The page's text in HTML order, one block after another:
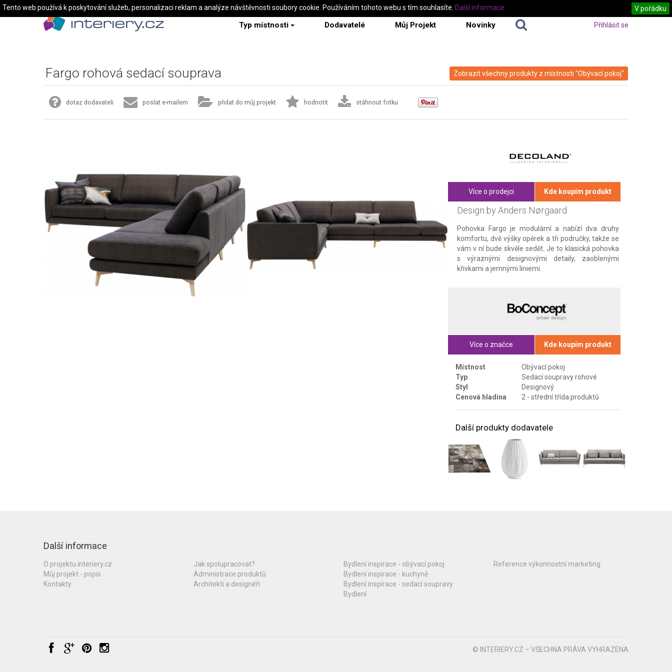
Typ místnosti Dodavatelé Můj Projekt Novinky Přihlásit se
Zobrazit všechny produkty z místnosti "Obývací pokoj"
Fargo rohová sedací souprava
dotaz dodavateli poslat e-mailem přidat do můj projekt hodnotit stáhnout fotku
Více o prodejci Kde koupím produkt
Design by Anders Nørgaard
Pohovka Fargo je modulární a nabízí dva druhy
komfortu, dvě výšky opěrek a tři područky, takže se
vám v ní bude skvěle sedět. Je to klasická pohovka
s výraznými designovými detaily, zaoblenými
křivkami a jemnými liniemi.
Více o značce Kde koupím produkt
Místnost
Obývací pokoj
Typ
Sedací soupravy rohové
Styl
Designový
Cenová hladina
2 - střední třída produktů
Další produkty dodavatele
Další informace
O projektu interiery.cz
Můj projekt - popis
Kontakty
Jak spolupracovat?
Administrace produktů
Architekti a designéři
Bydlení inspirace - obývací pokoj
Bydlení inspirace - kuchyně
Bydlení inspirace - sedací soupravy
Bydlení
Reference výkonnostní marketing
© INTERIERY.CZ – VŠECHNA PRÁVA VYHRAZENA
Tento web používá k poskytování služeb, personalizaci reklam a analýze návštěvnosti soubory cookie. Používáním tohoto webu s tím souhlasíte. V pořádku
Další informace